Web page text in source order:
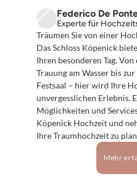
Federico De
Experte für
Träumen Sie von einer
Das Schloss Köpenick
Ihren besonderen Tag.
Trauung am Wasser bis
Festsaal – hier wird Ihre
unvergesslichen Erlebnis.
Möglichkeiten und
Köpenick Hochzeit und
Ihre Traumhochzeit zu
Mehr